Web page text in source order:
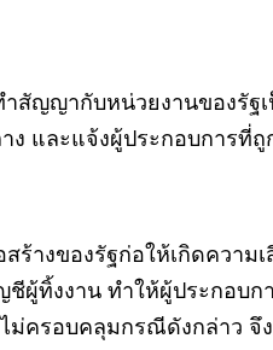
ญญากับหน่วยงานของรัฐเ
ง และแจ้งผู้ประกอบการที่
างของรัฐก่อให้เกิดควา
งงาน ทำให้ผู้ประกอบก
ครอบคลุมกรณีดังกล่าว จึ